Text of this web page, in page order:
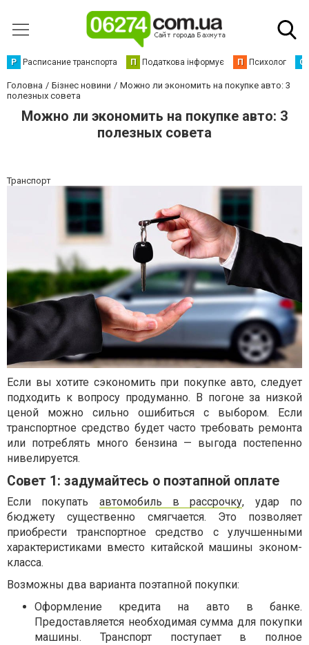
Р Расписание транспорта П Податкова інформує П Психолог С
Головна Бізнес новини
Можно ли экономить на покупке авто: 3
полезных совета
Можно ли экономить на покупке авто: 3
полезных совета
Транспорт
Если вы хотите сэкономить при покупке авто, следует
подходить к вопросу продуманно. В погоне за низкой
ценой можно сильно ошибиться с выбором. Если
транспортное средство будет часто требовать ремонта
или потреблять много бензина — выгода постепенно
нивелируется.
Совет 1: задумайтесь о поэтапной оплате
Если покупать автомобиль в рассрочку, удар по
бюджету существенно смягчается. Это позволяет
приобрести транспортное средство с улучшенными
характеристиками вместо китайской машины эконом-
класса.
Возможны два варианта поэтапной покупки:
Оформление кредита на авто в банке.
Предоставляется необходимая сумма для покупки
машины. Транспорт поступает в полное